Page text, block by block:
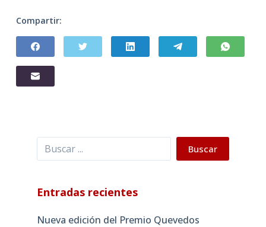
Compartir:
Buscar Buscar
Entradas recientes
Nueva edición del Premio Quevedos